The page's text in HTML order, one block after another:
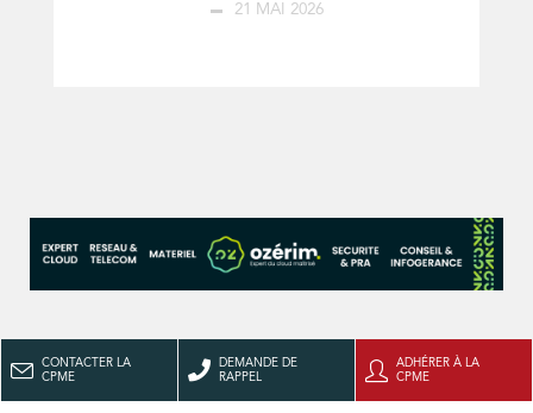
21 MAI 2026
CONTACTER LA
CPME
DEMANDE DE
RAPPEL
ADHÉRER À LA
CPME